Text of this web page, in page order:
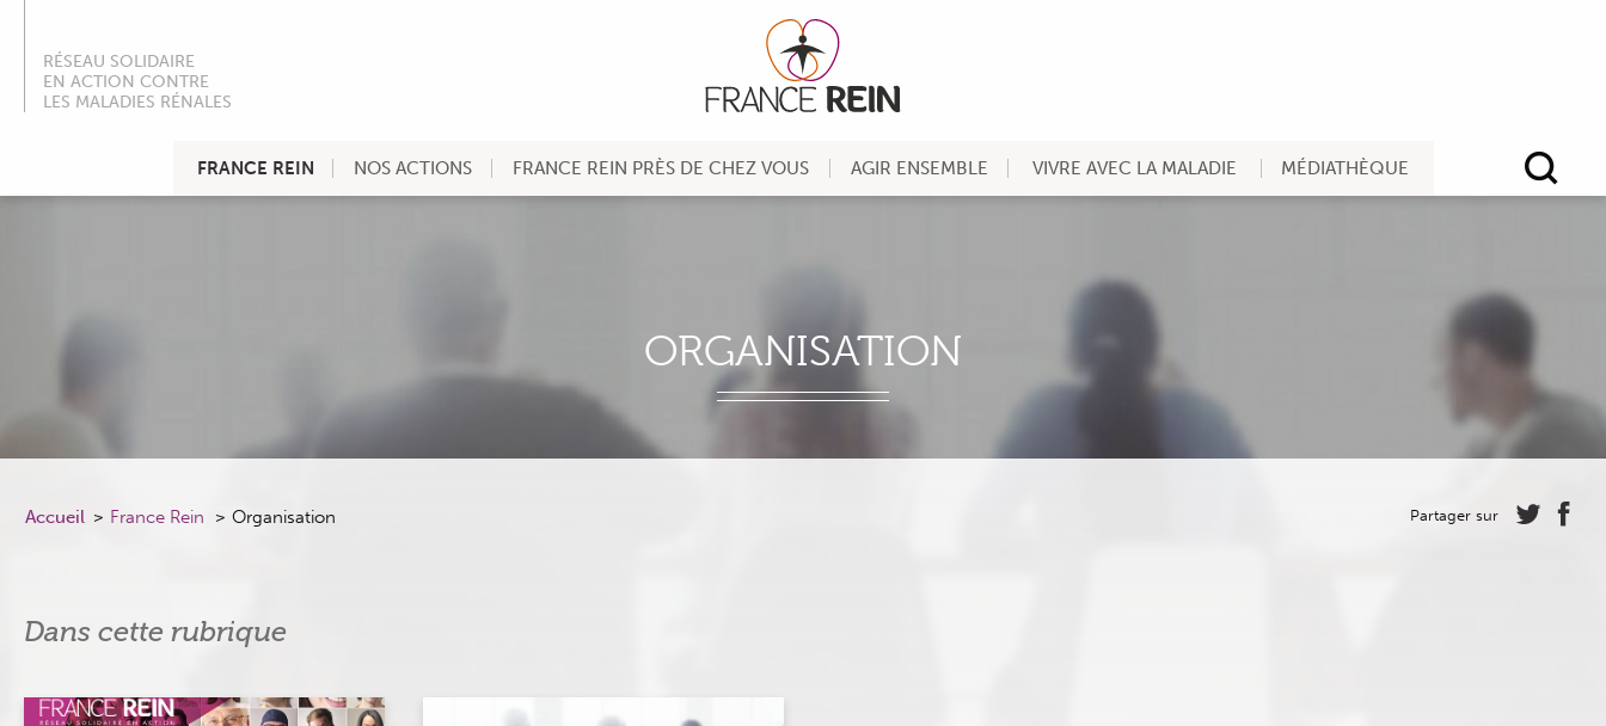
RÉSEAU SOLIDAIRE
EN ACTION CONTRE
LES MALADIES RÉNALES
FRANCE REIN NOS ACTIONS FRANCE REIN PRÈS DE CHEZ VOUS AGIR ENSEMBLE VIVRE AVEC LA MALADIE MÉDIATHÈQUE
ORGANISATION
Accueil France Rein Organisation Partager sur
Dans cette rubrique